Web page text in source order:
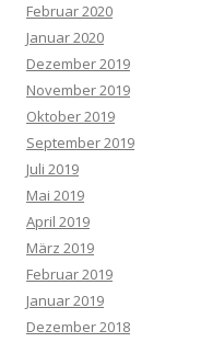
Februar 2020
Januar 2020
Dezember 2019
November 2019
Oktober 2019
September 2019
Juli 2019
Mai 2019
April 2019
März 2019
Februar 2019
Januar 2019
Dezember 2018